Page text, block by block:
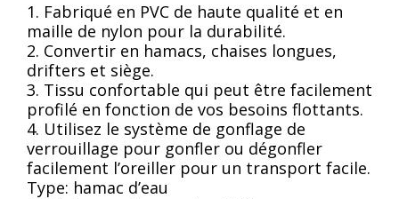
1. Fabriqué en PVC de haute qualité et en
maille de nylon pour la durabilité.
2. Convertir en hamacs, chaises longues,
drifters et siège.
3. Tissu confortable qui peut être facilement
profilé en fonction de vos besoins flottants.
4. Utilisez le système de gonflage de
verrouillage pour gonfler ou dégonfler
facilement l’oreiller pour un transport facile.
Type: hamac d’eau